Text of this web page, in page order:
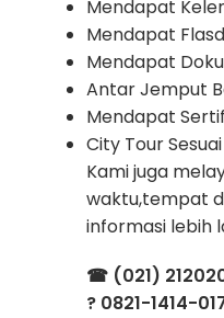
Mendapat
Mendapat
Mendapat
Antar Jemput
Mendapat
City Tour
Kami juga
waktu,tempat
informasi lebih
☎ (021)
? 0821-1414-